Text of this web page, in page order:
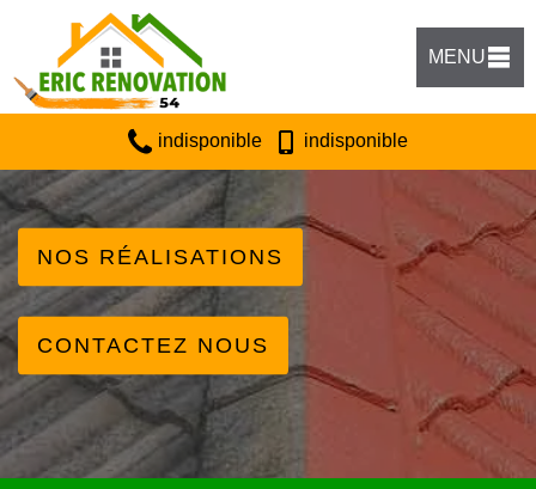
MENU
indisponible indisponible
NOS RÉALISATIONS
CONTACTEZ NOUS